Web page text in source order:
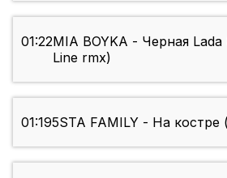
01:22MIA BOYKA - Черная Lada
Line rmx)
01:195STA FAMILY - На костре